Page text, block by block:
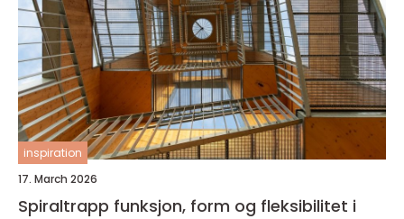
inspiration
17. March 2026
Spiraltrapp funksjon, form og fleksibilitet i